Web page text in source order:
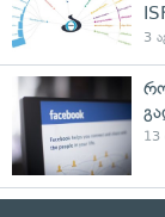
3
13